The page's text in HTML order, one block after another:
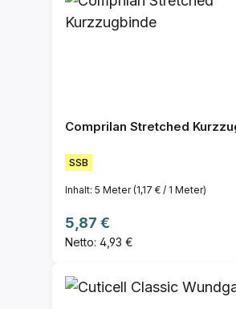
Comprilan Stretched
SSB
Inhalt: 5 Meter(1,17 € / 1 Meter)
Regulärer Preis:
5,87 €
Netto: 4,93 €